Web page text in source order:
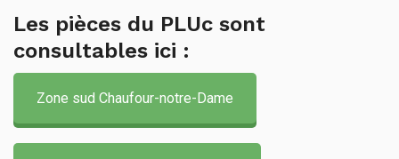
Les pièces du PLUc sont
consultables ici :
Zone sud Chaufour-notre-Dame